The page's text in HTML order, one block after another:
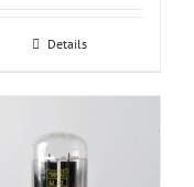
Details